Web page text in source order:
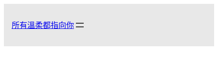
所有溫柔都指向你